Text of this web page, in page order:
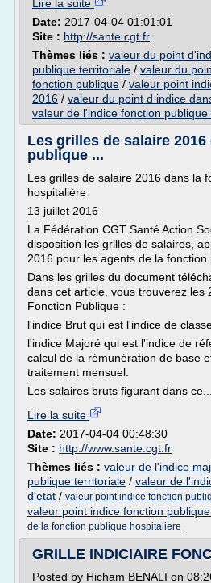
Lire la suite
Date: 2017-04-04 01:01:01
Site : http://sante.cgt.fr
Thèmes liés : valeur du point
publique territoriale / valeur du
fonction publique / valeur point
2016 / valeur du point d indice
valeur de l'indice fonction publique
Les grilles de salaire
publique ...
Les grilles de salaire 2016 dans la
hospitalière
13 juillet 2016
La Fédération CGT Santé Action
disposition les grilles de salaires,
2016 pour les agents de la fonction
Dans les grilles du document
dans cet article, vous trouverez les
Fonction Publique :
l'indice Brut qui est l'indice de
l'indice Majoré qui est l'indice de
calcul de la rémunération de base
traitement mensuel.
Les salaires bruts figurant dans ce...
Lire la suite
Date: 2017-04-04 00:48:30
Site : http://www.sante.cgt.fr
Thèmes liés : valeur de l'indice
publique territoriale / valeur de
d'etat / valeur point indice fonction
valeur point indice fonction
de la fonction publique hospitaliere
GRILLE INDICIAIRE
Posted by Hicham BENALI on